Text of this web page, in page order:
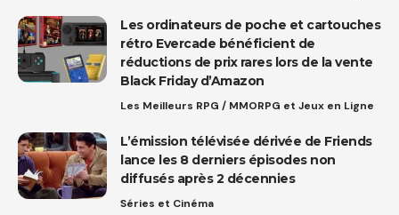
Les ordinateurs de poche et cartouches
rétro Evercade bénéficient de
réductions de prix rares lors de la vente
Black Friday d’Amazon
Les Meilleurs RPG / MMORPG et Jeux en Ligne
L’émission télévisée dérivée de Friends
lance les 8 derniers épisodes non
diffusés après 2 décennies
Séries et Cinéma